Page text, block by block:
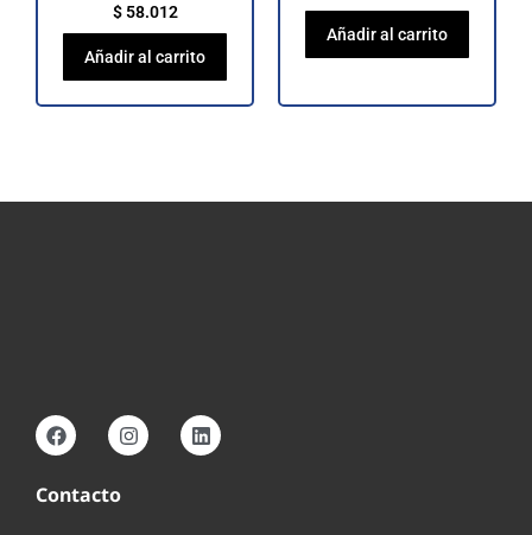
$58.012
Añadir al carrito
Añadir al carrito
Contacto